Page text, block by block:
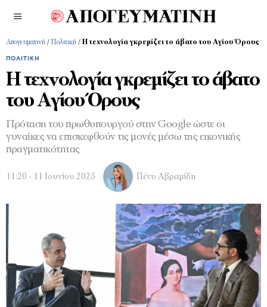
Απογευματινή / Πολιτική / Η τεχνολογία γκρεμίζει το άβατο του Αγίου Όρους
ΠΟΛΙΤΙΚΉ
Η τεχνολογία γκρεμίζει το άβατο
του Αγίου Όρους
Πρόταση του πρωθυπουργού στην Google ώστε οι
γυναίκες να επισκεφθούν τις μονές μέσω της εικονικής
πραγματικότητας
11:20 - 11 Ιουνίου 2025 Πένυ Αβραμίδη